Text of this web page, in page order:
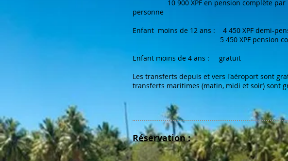
10 900 XPF en pension complète par
personne
Enfant moins de 12 ans : 4 450 XPF demi-
5 450 XPF pension
Enfant moins de 4 ans : gratuit
Les transferts depuis et vers l'aéroport sont
transferts maritimes (matin, midi et soir) sont
Réservation :